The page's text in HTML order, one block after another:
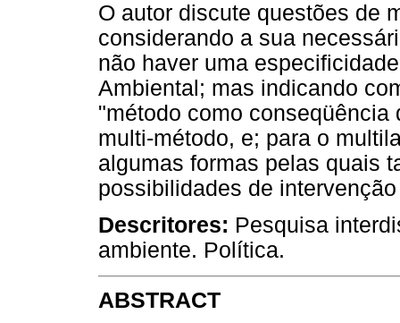
O autor discute questões de
considerando a sua
não haver uma
Ambiental; mas indicando
"método como conseqüência
multi-método, e; para o
algumas formas pelas quais
possibilidades de
Descritores: Pesquisa
ambiente. Política.
ABSTRACT